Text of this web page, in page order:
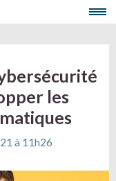
les
à 11h26